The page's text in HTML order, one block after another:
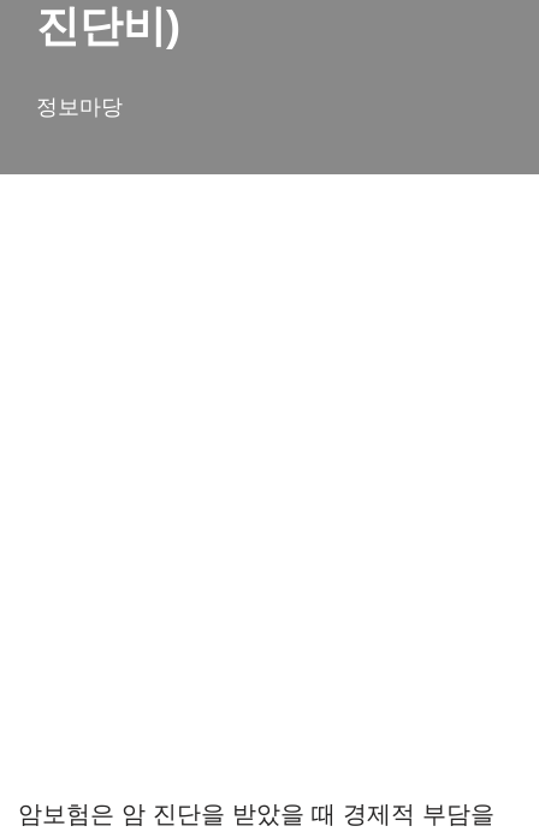
진단비)
정보마당
암보험은 암 진단을 받았을 때 경제적 부담을